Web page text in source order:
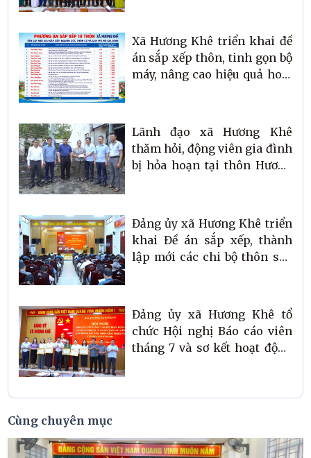
Xã Hương Khê triển khai đề
án sắp xếp thôn, tinh gọn bộ
máy, nâng cao hiệu quả hoạt
Lãnh đạo xã Hương Khê
thăm hỏi, động viên gia đình
bị hỏa hoạn tại thôn Hương
Đảng ủy xã Hương Khê triển
khai Đề án sắp xếp, thành
lập mới các chi bộ thôn sau
Đảng ủy xã Hương Khê tổ
chức Hội nghị Báo cáo viên
tháng 7 và sơ kết hoạt động
6 tháng đầu năm 2026
Cùng chuyên mục